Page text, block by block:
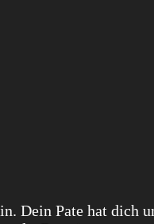
Dein Pate hat dich